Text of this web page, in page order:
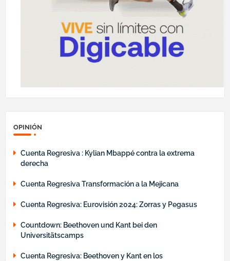
OPINIÓN
Cuenta Regresiva : Kylian Mbappé contra la extrema
derecha
Cuenta Regresiva Transformación a la Mejicana
Cuenta Regresiva: Eurovisión 2024: Zorras y Pegasus
Countdown: Beethoven und Kant bei den
Universitätscamps
Cuenta Regresiva: Beethoven y Kant en los